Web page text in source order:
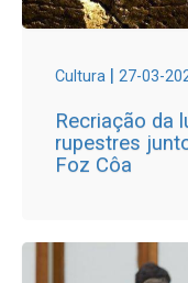
Cultura | 27-03-
Recriação da
rupestres
Foz Côa